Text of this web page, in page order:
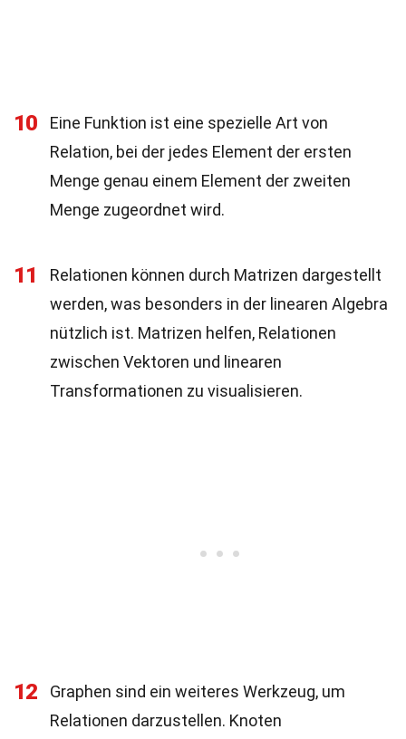
10
Eine Funktion ist eine spezielle Art von
Relation, bei der jedes Element der ersten
Menge genau einem Element der zweiten
Menge zugeordnet wird.
11
Relationen können durch Matrizen dargestellt
werden, was besonders in der linearen Algebra
nützlich ist. Matrizen helfen, Relationen
zwischen Vektoren und linearen
Transformationen zu visualisieren.
12
Graphen sind ein weiteres Werkzeug, um
Relationen darzustellen. Knoten